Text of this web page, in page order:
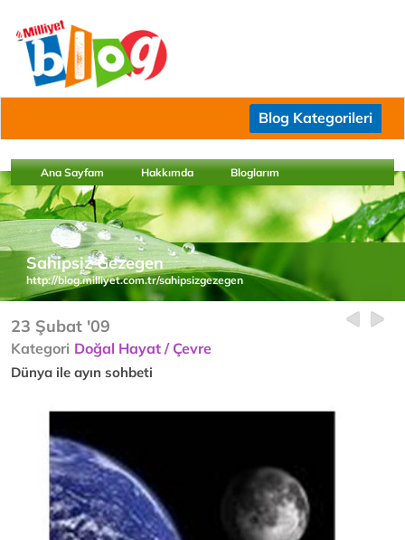
Blog Kategorileri
Ana Sayfam Hakkımda Bloglarım
Sahipsiz Gezegen
http://blog.milliyet.com.tr/sahipsizgezegen
23 Şubat '09
Kategori Doğal Hayat / Çevre
Dünya ile ayın sohbeti